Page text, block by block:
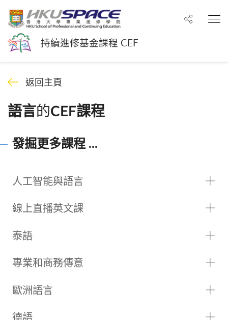
持續進修基金課程 CEF
分享至
返回主頁
語言的CEF課程
發掘更多課程 ...
人工智能與語言
線上直播英文課
泰語
專業和商務傳意
歐洲語言
德語